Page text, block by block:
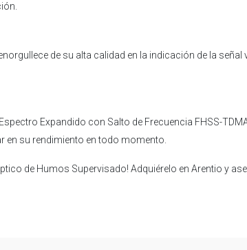
de su alta calidad en la indicación de la
Expandido con Salto de Frecuencia FHSS-
en su rendimiento en todo momento.
de Humos Supervisado! Adquiérelo en Arentio y